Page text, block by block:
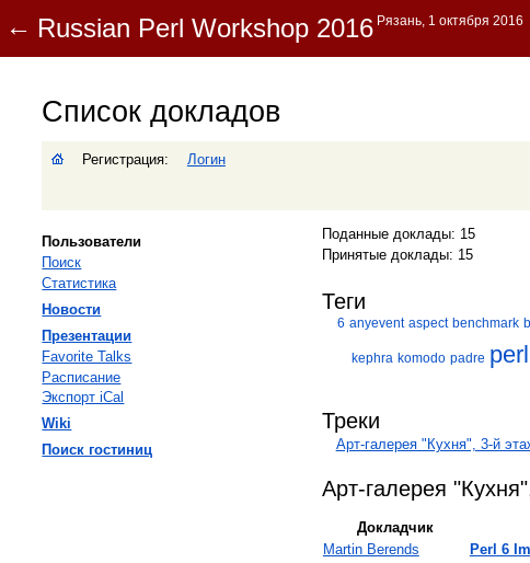
Список докладов
Регистрация:
Логин
Пользователи
Поиск
Статистика
Новости
Презентации
Favorite Talks
Расписание
Экспорт iCal
Wiki
Поиск гостиниц
Поданные доклады: 15
Принятые доклады: 15
Теги
6 anyevent aspect benchmark
kephra komodo padre perl
Треки
Арт-галерея "Кухня", 3-й
Арт-галерея
Докладчик
Martin Berends
‎Perl 6